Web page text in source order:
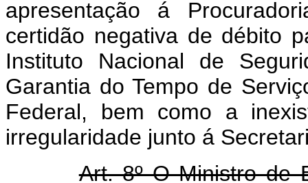
apresentação á
certidão negativa de débito
Instituto Nacional de
Garantia do Tempo de
Federal, bem como a
irregularidade junto á
Art. 8º O Ministro de